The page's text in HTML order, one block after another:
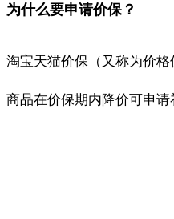
为什么要申请价保？
淘宝天猫价保（又称为价
商品在价保期内降价可申